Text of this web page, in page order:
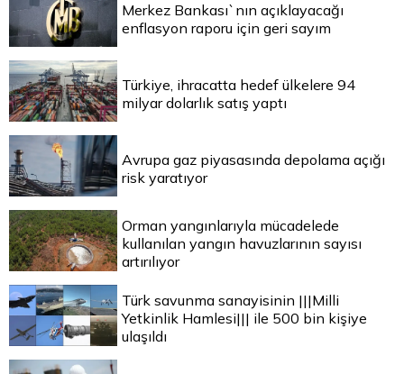
Merkez Bankası`nın açıklayacağı
enflasyon raporu için geri sayım
Türkiye, ihracatta hedef ülkelere 94
milyar dolarlık satış yaptı
Avrupa gaz piyasasında depolama açığı
risk yaratıyor
Orman yangınlarıyla mücadelede
kullanılan yangın havuzlarının sayısı
artırılıyor
Türk savunma sanayisinin |||Milli
Yetkinlik Hamlesi||| ile 500 bin kişiye
ulaşıldı